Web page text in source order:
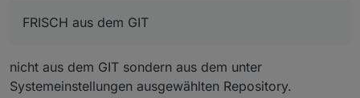
FRISCH aus dem GIT
nicht aus dem GIT sondern aus dem unter
Systemeinstellungen ausgewählten Repository.